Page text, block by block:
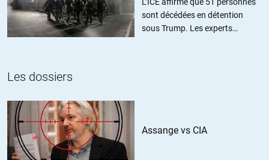
haines (autorisés par Twitter et le pouvoir ?!) que ces personnes
diffusent, ils souhaitent voir des morts, nous en sommes-là !
contrairement à toute les histoires d’Hitler arrivé au pouvoir par le
https://fr.wikipedia.org/wiki/Proc%C3%A8s_IG_Farben
contrairement à la démocratie directe (cf. Suisse)…D’ailleurs je
pronostique que les mêmes qui ont préparé le poulain Macron
sont en train de préparer leur poulain d’extrème-droite pour 2022,
sont décédées en détention
sous Trump. Les experts
Les dossiers
Assange vs CIA